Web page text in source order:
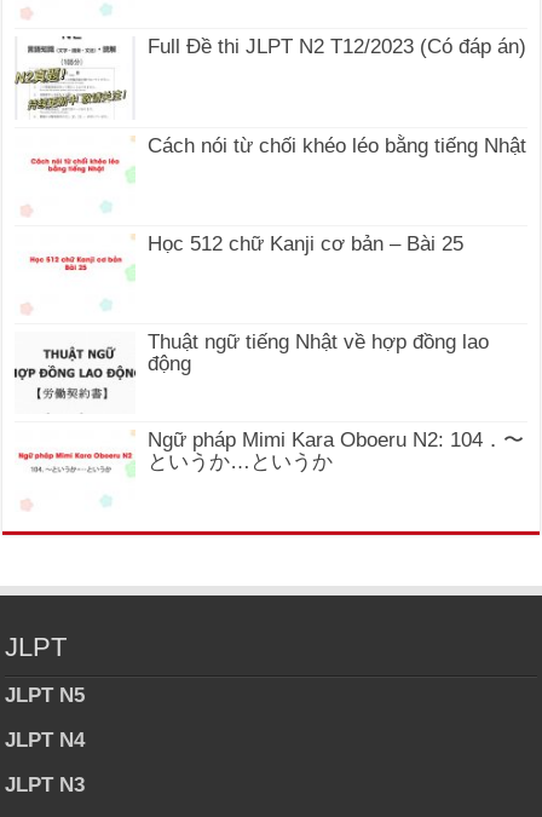
Full Đề thi JLPT N2 T12/2023 (Có đáp án)
Cách nói từ chối khéo léo bằng tiếng Nhật
Học 512 chữ Kanji cơ bản – Bài 25
Thuật ngữ tiếng Nhật về hợp đồng lao
động
Ngữ pháp Mimi Kara Oboeru N2: 104．〜
というか…というか
JLPT
JLPT N5
JLPT N4
JLPT N3